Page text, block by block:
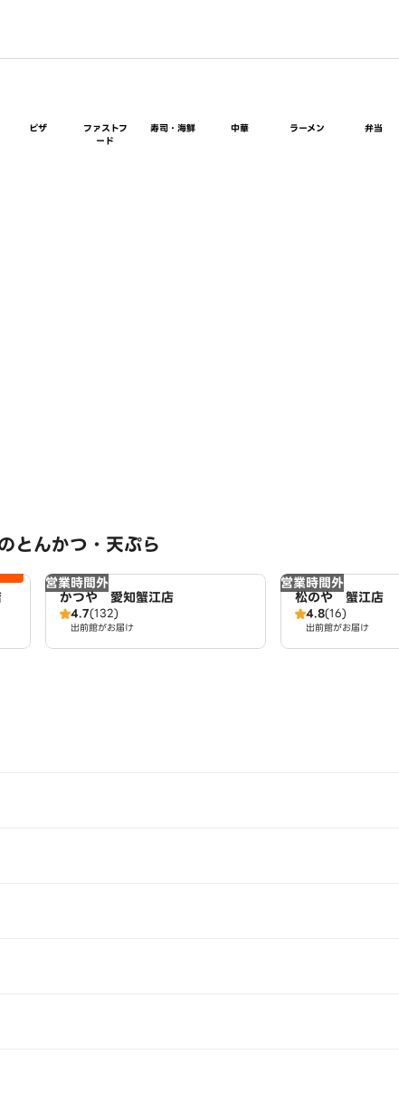
ピザ
ファストフ
ード
寿司・海鮮 中華 ラーメン 弁当
とんかつ・天ぷら
営業時間外
かつや 愛知蟹江店
4.7(132)
出前館がお届け
営業時間外
松のや 蟹江店
4.8(16)
出前館がお届け